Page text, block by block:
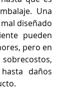
Una
diseñado
pueden
pero en
daños